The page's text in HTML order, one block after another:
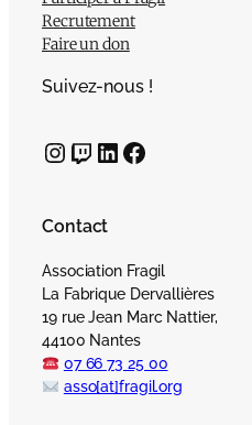
Recrutement
Faire un don
Suivez-nous !
InstagramTwitch LinkedIn Facebook
Contact
Association Fragil
La Fabrique Dervallières
19 rue Jean Marc Nattier,
44100 Nantes
07 66 73 25 00
asso[at]fragil.org